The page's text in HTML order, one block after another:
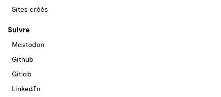
Sites créés
Suivre
Mastodon
Github
Gitlab
LinkedIn